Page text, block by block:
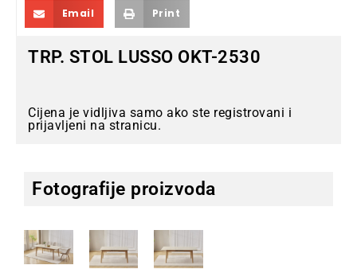
Email Print
TRP. STOL LUSSO OKT-2530
Cijena je vidljiva samo ako ste registrovani i
prijavljeni na stranicu.
Fotografije proizvoda